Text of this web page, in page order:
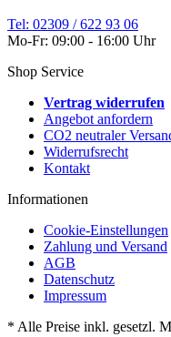
Tel: 02309 / 622 93 06
Mo-Fr: 09:00 - 16:00 Uhr
Shop Service
Vertrag widerrufen
Angebot anfordern
CO2 neutraler
Widerrufsrecht
Kontakt
Informationen
Cookie-Einstellungen
Zahlung und Versand
AGB
Datenschutz
Impressum
* Alle Preise inkl. gesetzl.